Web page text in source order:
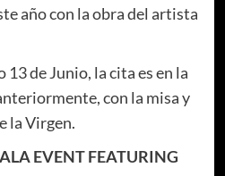
año con la obra del artista
de Junio, la cita es en la
con la misa y
la Virgen.
EVENT FEATURING